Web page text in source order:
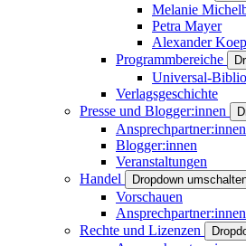
Melanie
Petra Mayer
Alexander
Programmbereiche
Universal-
Verlagsgeschichte
Presse und Blogger:innen
Ansprechpartner:innen
Blogger:innen
Veranstaltungen
Handel
Dropdown
Vorschauen
Ansprechpartner:innen
Rechte und Lizenzen